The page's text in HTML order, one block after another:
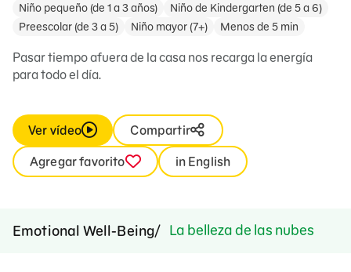
Niño pequeño (de 1 a 3 años)
Niño de Kindergarten (de 5 a 6)
Preescolar (de 3 a 5)
Niño mayor (7+) Menos de 5 min
Pasar tiempo afuera de la casa nos recarga la energía
para todo el día.
Ver vídeo
Compartir
Agregar favorito
in English
Emotional Well-Being La belleza de las nubes